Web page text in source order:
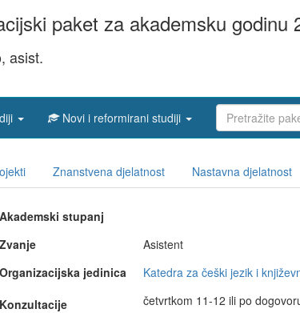
paket za akademsku godinu
asist.
Novi i reformirani studiji
Znanstvena djelatnost Nastavna djelatnost
Akademski stupanj
Zvanje
Asistent
Organizacijska jedinica
Katedra za češki jezik i
Konzultacije
četvrtkom 11-12 ili po